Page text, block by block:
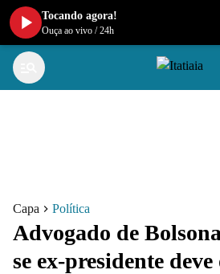
Capa Política
Advogado de
se ex-presidente
Tocando agora!
Ouça ao vivo /24h